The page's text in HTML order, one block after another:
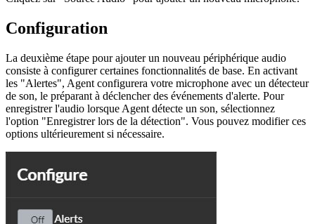
Configuration
La deuxième étape pour ajouter un nouveau périphérique audio
consiste à configurer certaines fonctionnalités de base. En activant
les "Alertes", Agent configurera votre microphone avec un détecteur
de son, le préparant à déclencher des événements d'alerte. Pour
enregistrer l'audio lorsque Agent détecte un son, sélectionnez
l'option "Enregistrer lors de la détection". Vous pouvez modifier ces
options ultérieurement si nécessaire.